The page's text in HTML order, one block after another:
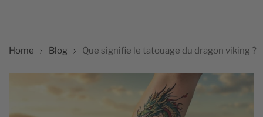
Home Blog Que signifie le tatouage du dragon viking ?